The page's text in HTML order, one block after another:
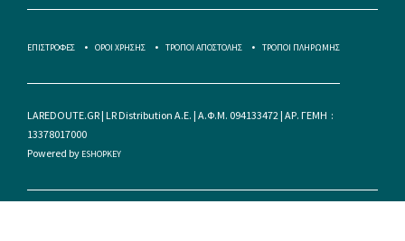
ΕΠΙΣΤΡΟΦΕΣ ΟΡΟΙ ΧΡΗΣΗΣ ΤΡΟΠΟΙ ΑΠΟΣΤΟΛΗΣ ΤΡΟΠΟΙ ΠΛΗΡΩΜΗΣ
LAREDOUTE.GR | LR Distribution A.E. | Α.Φ.Μ. 094133472 | ΑΡ. ΓΕΜΗ :
13378017000
Powered by ESHOPKEY